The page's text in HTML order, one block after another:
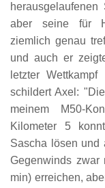
aber seine für
ziemlich genau
und auch er
letzter
schildert Axel:
meinem M50-
Kilometer 5
Sascha lösen und
Gegenwinds
min) erreichen,